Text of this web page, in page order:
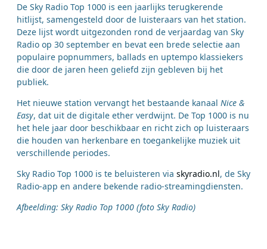
De Sky Radio Top 1000 is een jaarlijks terugkerende
hitlijst, samengesteld door de luisteraars van het station.
Deze lijst wordt uitgezonden rond de verjaardag van Sky
Radio op 30 september en bevat een brede selectie aan
populaire popnummers, ballads en uptempo klassiekers
die door de jaren heen geliefd zijn gebleven bij het
publiek.
Het nieuwe station vervangt het bestaande kanaal Nice &
Easy, dat uit de digitale ether verdwijnt. De Top 1000 is nu
het hele jaar door beschikbaar en richt zich op luisteraars
die houden van herkenbare en toegankelijke muziek uit
verschillende periodes.
Sky Radio Top 1000 is te beluisteren via skyradio.nl, de Sky
Radio-app en andere bekende radio-streamingdiensten.
Afbeelding: Sky Radio Top 1000 (foto Sky Radio)